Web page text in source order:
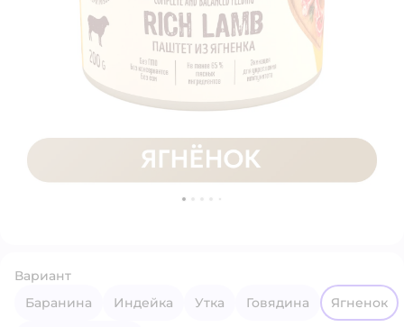
Вариант
баранина
индейка утка говядина ягненок